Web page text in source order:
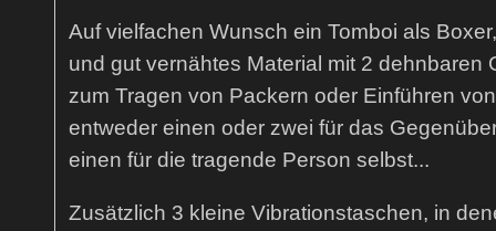
Auf vielfachen Wunsch ein Tomboi als
und gut vernähtes Material mit 2 dehnbaren
zum Tragen von Packern oder Einführen
entweder einen oder zwei für das
einen für die tragende Person selbst...
Zusätzlich 3 kleine Vibrationstaschen, in